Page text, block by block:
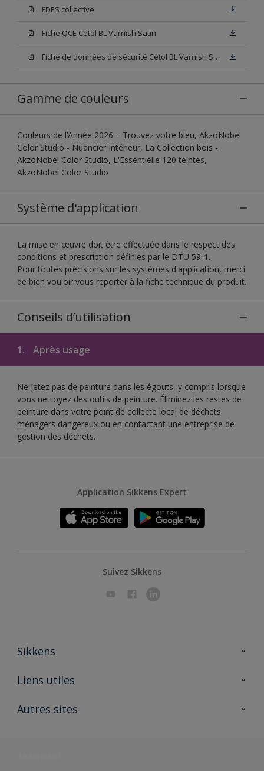
FDES collective
Fiche QCE Cetol BL Varnish Satin
Fiche de données de sécurité Cetol BL Varnish Satin Incolore
Gamme de couleurs
Couleurs de l’Année 2026 – Trouvez votre bleu, AkzoNobel
Color Studio - Nuancier Intérieur, La Collection bois -
AkzoNobel Color Studio, L'Essentielle 120 teintes,
AkzoNobel Color Studio
Système d'application
La mise en œuvre doit être effectuée dans le respect des
conditions et prescription définies par le DTU 59-1.
Pour toutes précisions sur les systèmes d'application, merci
de bien vouloir vous reporter à la fiche technique du produit.
Conseils d’utilisation
1. Après usage
Ne jetez pas de peinture dans les égouts, y compris lorsque
vous nettoyez des outils de peinture. Éliminez les restes de
peinture dans votre point de collecte local de déchets
ménagers dangereux ou en contactant une entreprise de
gestion des déchets.
Application Sikkens Expert
Suivez Sikkens
Sikkens
A propos de Sikkens
Liens utiles
Ouvrir un magasin PASS
Autres sites